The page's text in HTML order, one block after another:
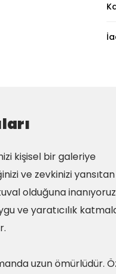
kişisel bir galeriye
ve zevkinizi yansıtan
olduğuna
ve yaratıcılık
uzun ömürlüdür.